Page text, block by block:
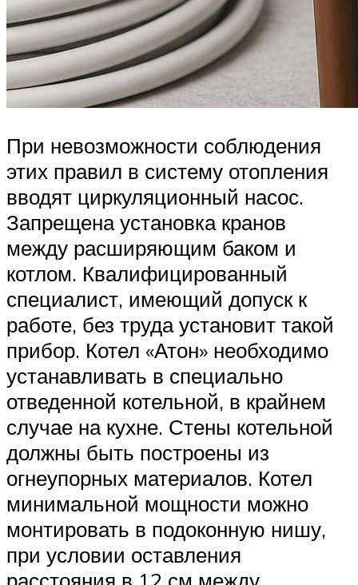
При невозможности соблюдения
этих правил в систему отопления
вводят циркуляционный насос.
Запрещена установка кранов
между расширяющим баком и
котлом. Квалифицированный
специалист, имеющий допуск к
работе, без труда установит такой
прибор. Котел «Атон» необходимо
устанавливать в специально
отведенной котельной, в крайнем
случае на кухне. Стены котельной
должны быть построены из
огнеупорных материалов. Котел
минимальной мощности можно
монтировать в подоконную нишу,
при условии оставления